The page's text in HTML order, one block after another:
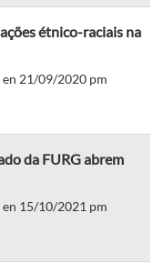
étnico-raciais na
21/09/2020 pm
da FURG abrem
15/10/2021 pm